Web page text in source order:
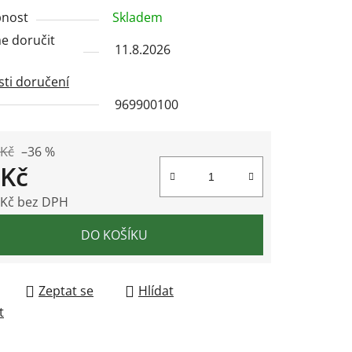
Skladem
doručit
11.8.2026
doručení
969900100
–36 %
bez DPH
DO KOŠÍKU
Zeptat se
Hlídat